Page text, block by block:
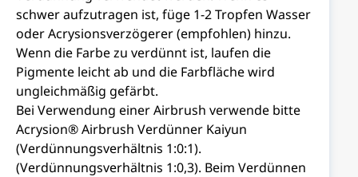
schwer aufzutragen ist, füge 1-2 Tropfen Wasser
oder Acrysionsverzögerer (empfohlen) hinzu.
Wenn die Farbe zu verdünnt ist, laufen die
Pigmente leicht ab und die Farbfläche wird
ungleichmäßig gefärbt.
Bei Verwendung einer Airbrush verwende bitte
Acrysion® Airbrush Verdünner Kaiyun
(Verdünnungsverhältnis 1:0:1).
(Verdünnungsverhältnis 1:0,3). Beim Verdünnen